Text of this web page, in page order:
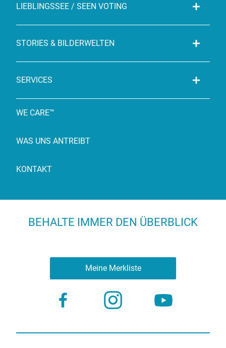
LIEBLINGSSEE / SEEN VOTING
STORIES & BILDERWELTEN
SERVICES
WE CARE™
WAS UNS ANTREIBT
KONTAKT
BEHALTE IMMER DEN ÜBERBLICK
Meine Merkliste